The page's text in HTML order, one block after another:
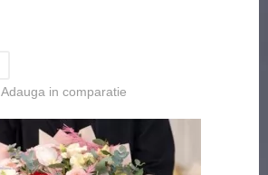
Adauga in comparatie